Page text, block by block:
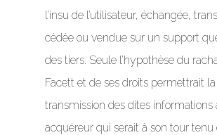
l’insu de l’utilisateur, échangée,
cédée ou vendue sur un support
des tiers. Seule l’hypothèse du
Facett et de ses droits permettrait la
transmission des dites informations
acquéreur qui serait à son tour tenu